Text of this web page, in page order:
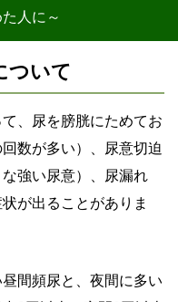
人に～
ついて
、尿を膀胱にためてお
数が多い）、尿意切迫
強い尿意）、尿漏れ
が出ることがありま
間頻尿と、夜間に多い